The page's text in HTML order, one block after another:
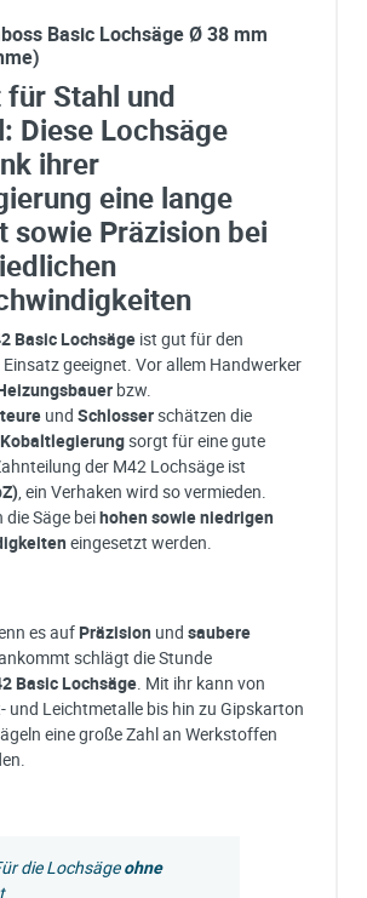
Basic Lochsäge Ø 38 mm
für Stahl und
Diese Lochsäge
ihrer
eine lange
sowie Präzision bei
Basic Lochsäge ist gut für den
geeignet. Vor allem Handwerker
bzw.
und Schlosserschätzen die
Kobaltlegierungsorgt für eine gute
der M42 Lochsäge ist
, ein Verhaken wird so vermieden.
Säge beihohen sowie niedrigen
eingesetzt werden.
es auf Präzision und saubere
schlägt die Stunde
Basic Lochsäge . Mit ihr kann von
und Leichtmetalle bis hin zu Gipskarton
eine große Zahl an Werkstoffen
die Lochsägeohne